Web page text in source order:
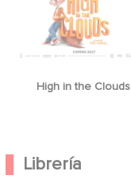
High in the Clouds
Librería